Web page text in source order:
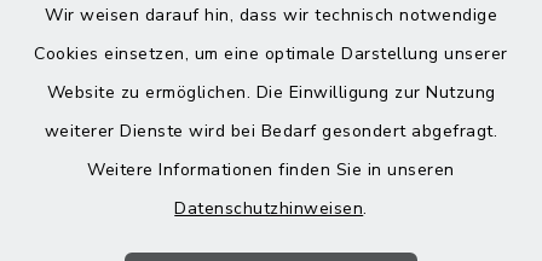
Wir weisen darauf hin, dass wir technisch notwendige
Cookies einsetzen, um eine optimale Darstellung unserer
Website zu ermöglichen. Die Einwilligung zur Nutzung
weiterer Dienste wird bei Bedarf gesondert abgefragt.
Weitere Informationen finden Sie in unseren
Datenschutzhinweisen.
Barrierefreiheit